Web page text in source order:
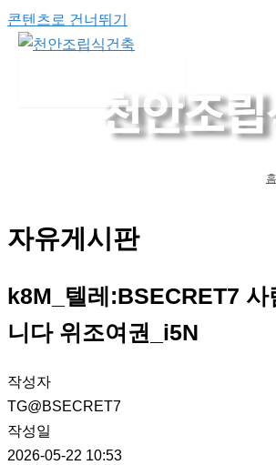
콘텐츠로 건너뛰기
홈
자유게시판
k8M_텔레:BSECRET7 사
니다 위조여권_i5N
작성자
TG@BSECRET7
작성일
2026-05-22 10:53